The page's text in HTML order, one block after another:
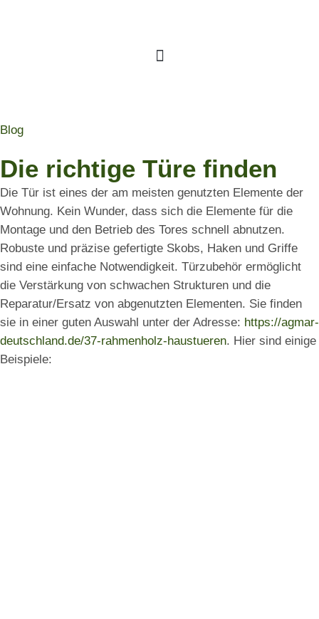
Blog
Die richtige Türe finden
Die Tür ist eines der am meisten genutzten Elemente der
Wohnung. Kein Wunder, dass sich die Elemente für die
Montage und den Betrieb des Tores schnell abnutzen.
Robuste und präzise gefertigte Skobs, Haken und Griffe
sind eine einfache Notwendigkeit. Türzubehör ermöglicht
die Verstärkung von schwachen Strukturen und die
Reparatur/Ersatz von abgenutzten Elementen. Sie finden
sie in einer guten Auswahl unter der Adresse: https://agmar-
deutschland.de/37-rahmenholz-haustueren. Hier sind einige
Beispiele: